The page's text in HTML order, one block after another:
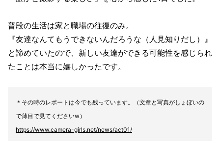
普段の生活は家と職場の往復のみ。
『友達なんてもうできないんだろうな（人見知りだし）』
と諦めていたので、新しい友達ができる可能性を感じられ
たことは本当に嬉しかったです。
＊その時のレポートは今でも残っています。（文章と写真がしょぼいの
で薄目で見てくださいw）
https://www.camera-girls.net/news/act01/